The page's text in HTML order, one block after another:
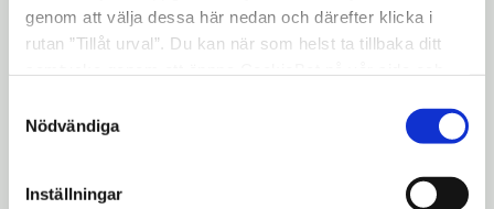
genom att välja dessa här nedan och därefter klicka i
rutan ”Tillåt urval”. Du kan när som helst ta tillbaka ditt
"Visa detaljer" kan du läsa om hur kakorna används och
hur vi och våra leverantörer inhämtar och behandlar
Nödvändiga
Inställningar
Huset på ursprunglig plats, tidigt 1900-tal.